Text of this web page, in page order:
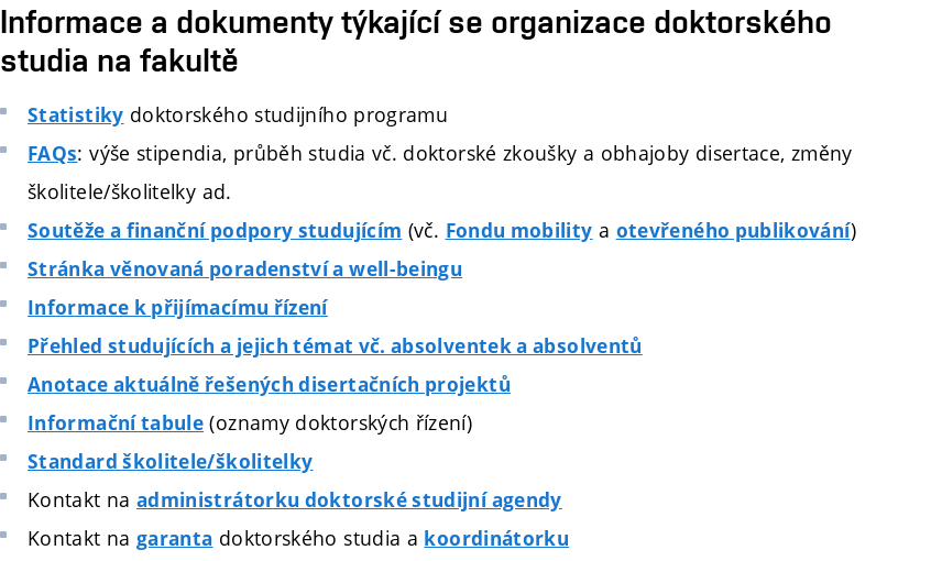
Informace a dokumenty týkající se organizace doktorského
studia na fakultě
Statistiky doktorského studijního programu
FAQs: výše stipendia, průběh studia vč. doktorské zkoušky a obhajoby disertace, změny
školitele/školitelky ad.
Soutěže a finanční podpory studujícím (vč. Fondu mobility a otevřeného publikování)
Stránka věnovaná poradenství a well-beingu
Informace k přijímacímu řízení
Přehled studujících a jejich témat vč. absolventek a absolventů
Anotace aktuálně řešených disertačních projektů
Informační tabule (oznamy doktorských řízení)
Standard školitele/školitelky
Kontakt na administrátorku doktorské studijní agendy
Kontakt na garanta doktorského studia a koordinátorku